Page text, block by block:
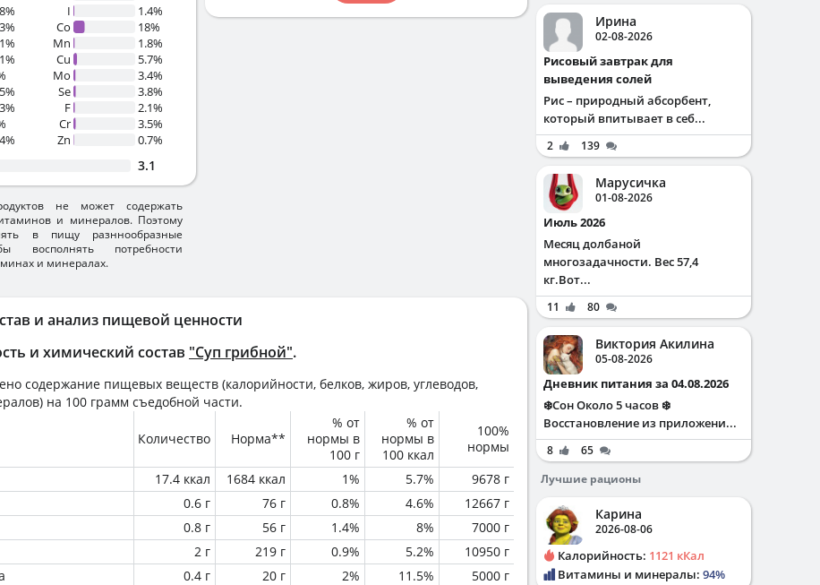
и анализ пищевой ценности
и химический состав "Суп грибной".
содержание пищевых веществ (калорийности, белков, жиров, углеводов,
на 100 грамм съедобной части.
Количество Норма**
% от
нормы в
100 г
% от
нормы в
100 ккал
100%
нормы
17.4 ккал 1684 ккал 1% 5.7%
9678 г
0.6 г 76 г 0.8% 4.6%
12667 г
0.8 г 56 г 1.4% 8%
7000 г
2 г 219 г 0.9% 5.2%
10950 г
0.4 г 20 г 2% 11.5%
5000 г
I
1.4%
Co
18%
Mn
1.8%
Cu
5.7%
Mo
3.4%
Se
3.8%
F
2.1%
Cr
3.5%
Zn
0.7%
3.1
не может содержать
и минералов. Поэтому
в пищу разннообразные
восполнять потребности
и минералах.
Ирина
02-08-2026
Рисовый завтрак для
выведения солей
Рис – природный абсорбент,
который впитывает в себ...
2 139
Марусичка
01-08-2026
Июль 2026
Месяц долбаной
многозадачности. Вес 57,4
кг.Вот...
11 80
Виктория Акилина
05-08-2026
Дневник питания за 04.08.2026
❄️Сон Около 5 часов ❄️
Восстановление из приложени...
8
65
Лучшие рационы
Карина
2026-08-06
Калорийность: 1121 кКал
Витамины и минералы: 94%